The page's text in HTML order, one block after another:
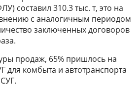
составил 310.3 тыс. т, это на
с аналогичным периодом
заключенных договоров
продаж, 65% пришлось на
комбыта и автотранспорта